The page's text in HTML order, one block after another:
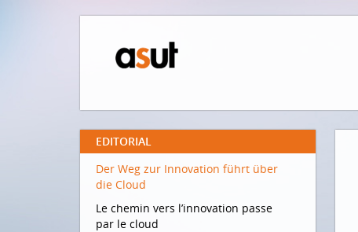
EDITORIAL
Der Weg zur Innovation führt über
die Cloud
Le chemin vers l’innovation passe
par le cloud